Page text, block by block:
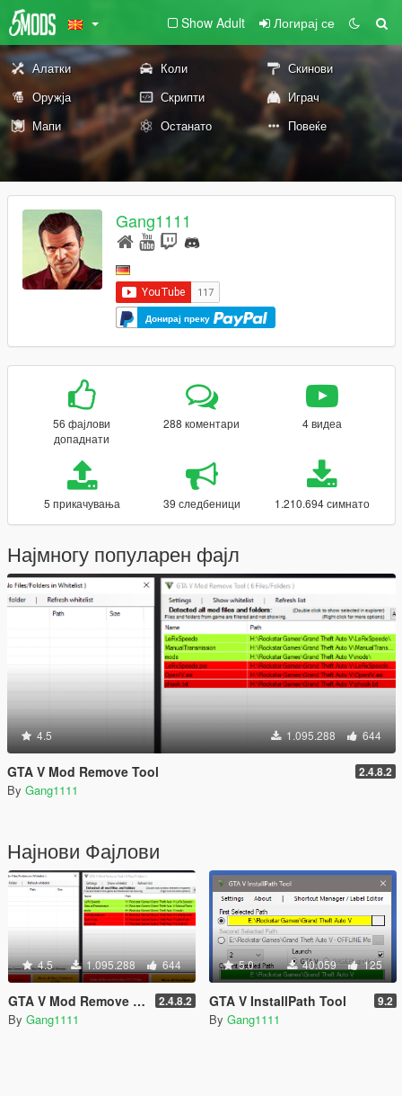
Show Adult Логирај се
Алатки Коли
Скинови
Оружја
Скрипти
Играч
Мапи
Останато Повеќе
Gang1111
Донирај преку
56 фајлови
допаднати
288 коментари 4 видеа
5 прикачувања 39 следбеници 1.210.694 симнато
Најмногу популарен фајл
4.5 1.095.288 644
GTA V Mod Remove Tool 2.4.8.2
By Gang1111
Најнови Фајлови
4.5 1.095.288 644
GTA V Mod Remove Tool 2.4.8.2
By Gang1111
5.0 40.059 125
GTA V InstallPath Tool 9.2
By Gang1111